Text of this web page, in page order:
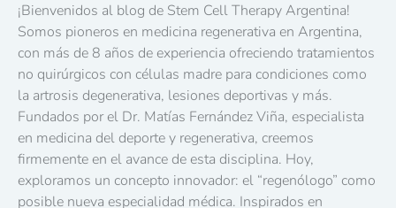
¡Bienvenidos al blog de Stem Cell Therapy Argentina!
Somos pioneros en medicina regenerativa en Argentina,
con más de 8 años de experiencia ofreciendo tratamientos
no quirúrgicos con células madre para condiciones como
la artrosis degenerativa, lesiones deportivas y más.
Fundados por el Dr. Matías Fernández Viña, especialista
en medicina del deporte y regenerativa, creemos
firmemente en el avance de esta disciplina. Hoy,
exploramos un concepto innovador: el “regenólogo” como
posible nueva especialidad médica. Inspirados en